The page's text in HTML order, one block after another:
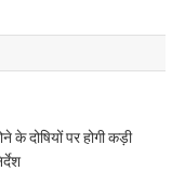
के दोषियों पर होगी कड़ी